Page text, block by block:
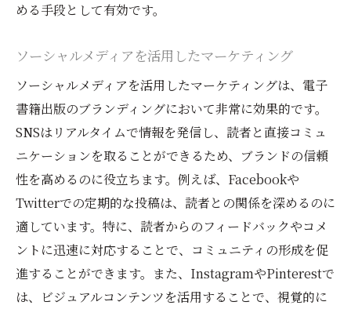
める手段として有効です。
ソーシャルメディアを活用したマーケティング
ソーシャルメディアを活用したマーケティングは、電子
書籍出版のブランディングにおいて非常に効果的です。
SNSはリアルタイムで情報を発信し、読者と直接コミュ
ニケーションを取ることができるため、ブランドの信頼
性を高めるのに役立ちます。例えば、Facebookや
Twitterでの定期的な投稿は、読者との関係を深めるのに
適しています。特に、読者からのフィードバックやコメ
ントに迅速に対応することで、コミュニティの形成を促
進することができます。また、InstagramやPinterestで
は、ビジュアルコンテンツを活用することで、視覚的に